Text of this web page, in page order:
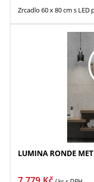
Zrcadlo 60 x 80 cm s
LUMINA RONDE